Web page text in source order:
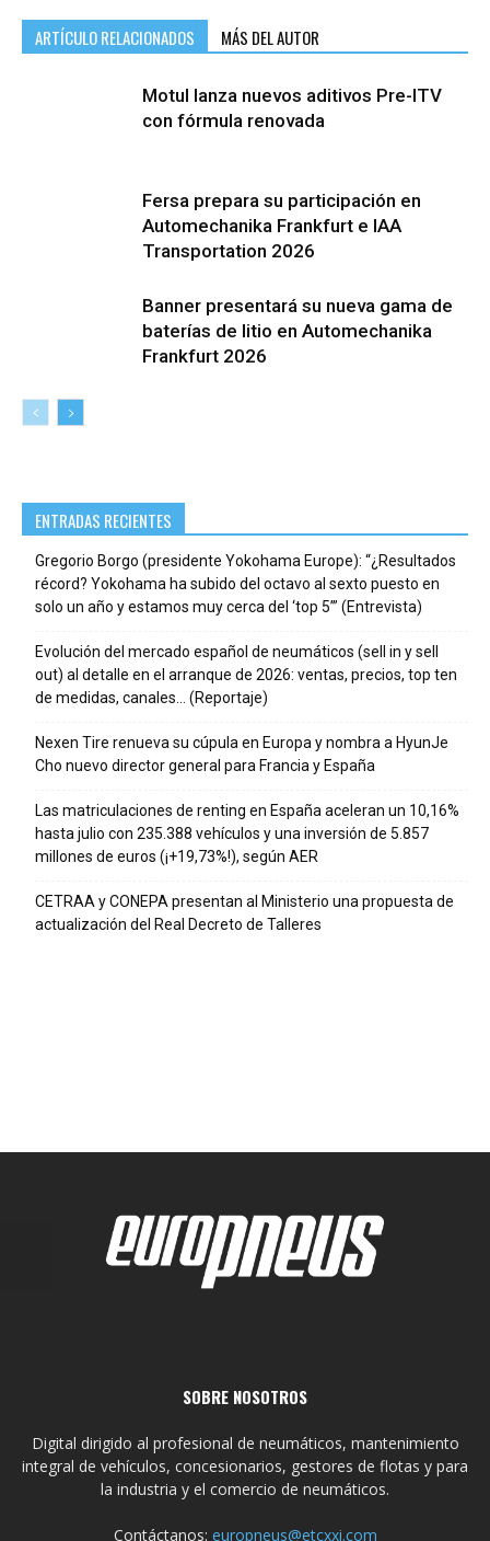
ARTÍCULO RELACIONADOS MÁS DEL AUTOR
Motul lanza nuevos aditivos Pre-ITV
con fórmula renovada
Fersa prepara su participación en
Automechanika Frankfurt e IAA
Transportation 2026
Banner presentará su nueva gama de
baterías de litio en Automechanika
Frankfurt 2026
ENTRADAS RECIENTES
Gregorio Borgo (presidente Yokohama Europe): “¿Resultados
récord? Yokohama ha subido del octavo al sexto puesto en
solo un año y estamos muy cerca del ‘top 5’” (Entrevista)
Evolución del mercado español de neumáticos (sell in y sell
out) al detalle en el arranque de 2026: ventas, precios, top ten
de medidas, canales… (Reportaje)
Nexen Tire renueva su cúpula en Europa y nombra a HyunJe
Cho nuevo director general para Francia y España
Las matriculaciones de renting en España aceleran un 10,16%
hasta julio con 235.388 vehículos y una inversión de 5.857
millones de euros (¡+19,73%!), según AER
CETRAA y CONEPA presentan al Ministerio una propuesta de
actualización del Real Decreto de Talleres
SOBRE NOSOTROS
Digital dirigido al profesional de neumáticos, mantenimiento
integral de vehículos, concesionarios, gestores de flotas y para
la industria y el comercio de neumáticos.
Contáctanos: europneus@etcxxi.com